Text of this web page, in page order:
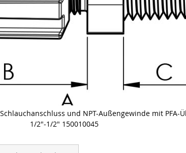
und NPT-Außengewinde mit PFA-
1/2"-1/2" 150010045